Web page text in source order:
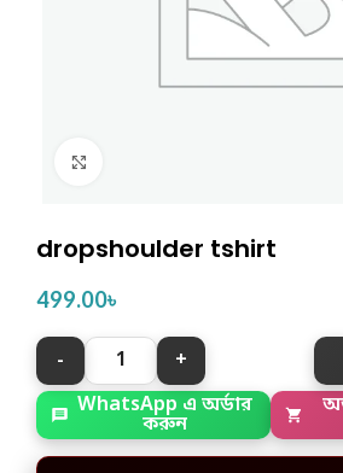
dropshoulder tshirt
499.00৳
WhatsApp এ অর্ডার
করুন